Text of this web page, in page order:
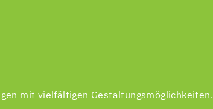
mit vielfältigen Gestaltungsmöglichkeiten.